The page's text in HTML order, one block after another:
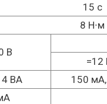
15 с
8 Н∙м
В
=12
ВA 150